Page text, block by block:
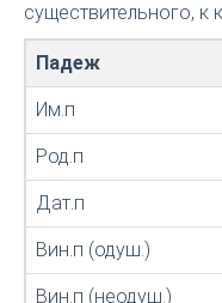
существительного, к
Падеж
Им.п
Род.п
Дат.п
Вин.п (одуш.)
Вин.п (неодуш.)